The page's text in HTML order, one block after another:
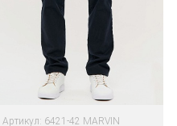
Артикул: 6421-42 MARVIN